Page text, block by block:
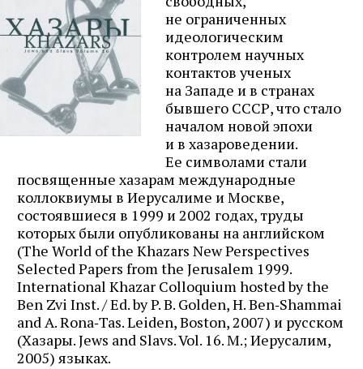
не ограниченных
идеологическим
контролем научных
контактов ученых
на Западе и в странах
бывшего СССР, что стало
началом новой эпохи
и в хазароведении.
Ее символами стали
посвященные хазарам международные
коллоквиумы в Иерусалиме и Москве,
состоявшиеся в 1999 и 2002 годах, труды
которых были опубликованы на английском
(The World of the Khazars New Perspectives
Selected Papers from the Jerusalem 1999.
International Khazar Colloquium hosted by the
Ben Zvi Inst. / Еd. by P. B. Golden, H. Ben‑Shammai
and A. Rona‑Tas. Leiden, Boston, 2007) и русском
(Хазары. Jews and Slavs. Vol. 16. М.; Иерусалим,
2005) языках.